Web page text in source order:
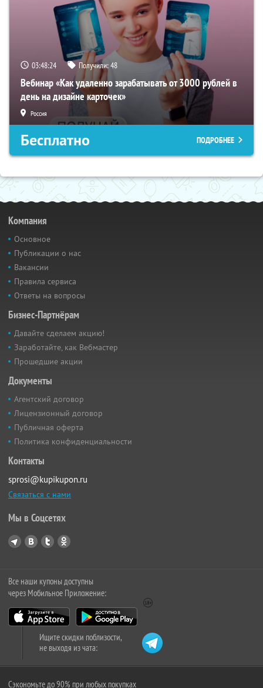
03:48:23 Получили:48
Вебинар «Как удаленно зарабатывать от 3000 рублей в
день на дизайне карточек»
Россия
Бесплатно ПОДРОБНЕЕ
Компания
Основное
Публикации о нас
Вакансии
Правила сервиса
Ответы на вопросы
Бизнес-Партнёрам
Давайте сделаем акцию!
Заработайте, как Вебмастер
Прошедшие акции
Документы
Агентский договор
Лицензионный договор
Публичная оферта
Политика конфиденциальности
Контакты
sprosi@kupikupon.ru
Связаться с нами
Мы в Соцсетях
Все наши купоны доступны
через Мобильное Приложение:
Ищите скидки поблизости,
не выходя из чата:
Сэкономьте до 90% при любых покупках